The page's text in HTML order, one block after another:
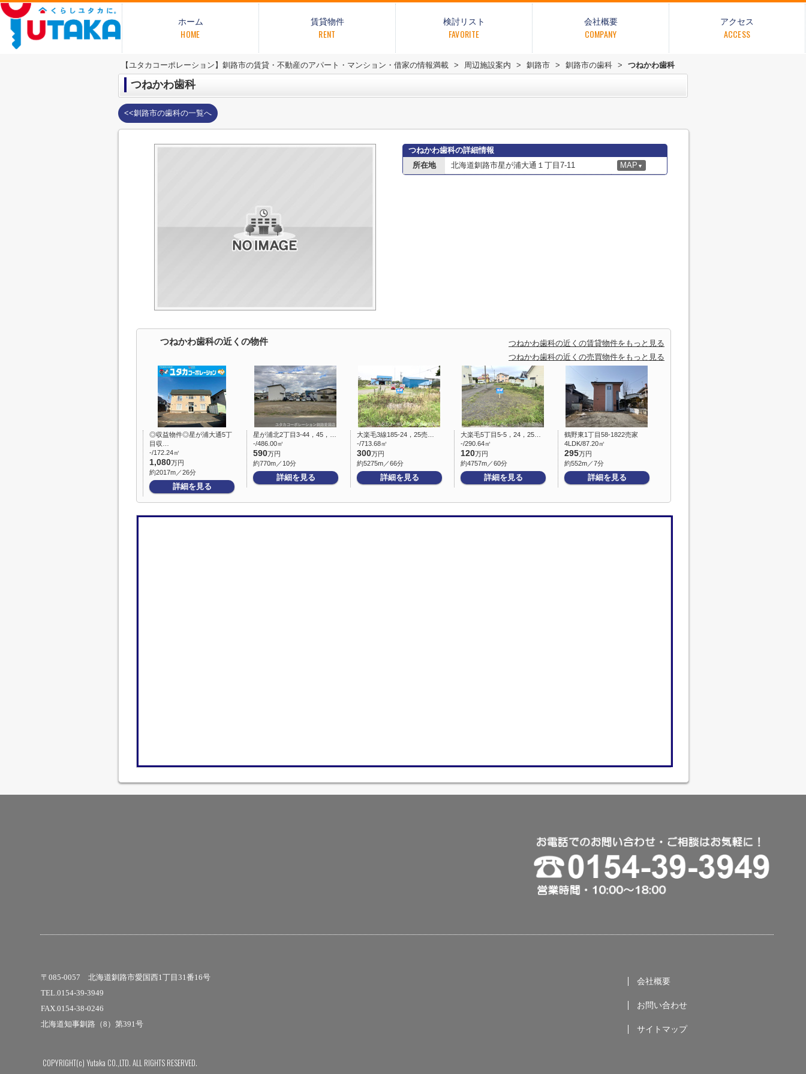
ホーム
HOME
賃貸物件
RENT
検討リスト
FAVORITE
会社概要
COMPANY
アクセス
ACCESS
【ユタカコーポレーション】釧路市の賃貸・不動産のアパート・マンション・借家の情報満載 > 周辺施設案内 > 釧路市 > 釧路市の歯科 > つねかわ歯科
つねかわ歯科
<<釧路市の歯科の一覧へ
つねかわ歯科の詳細情報
所在地
北海道釧路市星が浦大通１丁目7-11 MAP ▼
つねかわ歯科の近くの物件
つねかわ歯科の近くの賃貸物件をもっと見る
つねかわ歯科の近くの売買物件をもっと見る
◎収益物件◎星が浦大通5丁
目収…
-/172.24㎡
1,080万円
約2017m／26分
詳細を見る
星が浦北2丁目3-44，45，…
-/486.00㎡
590万円
約770m／10分
詳細を見る
大楽毛3線185-24，25売…
-/713.68㎡
300万円
約5275m／66分
詳細を見る
大楽毛5丁目5-5，24，25…
-/290.64㎡
120万円
約4757m／60分
詳細を見る
鶴野東1丁目58-1822売家
4LDK/87.20㎡
295万円
約552m／7分
詳細を見る
〒085-0057 北海道釧路市愛国西1丁目31番16号
TEL.0154-39-3949
FAX.0154-38-0246
北海道知事釧路（8）第391号
COPYRIGHT(c) Yutaka CO.,LTD. ALL RIGHTS RESERVED.
会社概要
お問い合わせ
サイトマップ